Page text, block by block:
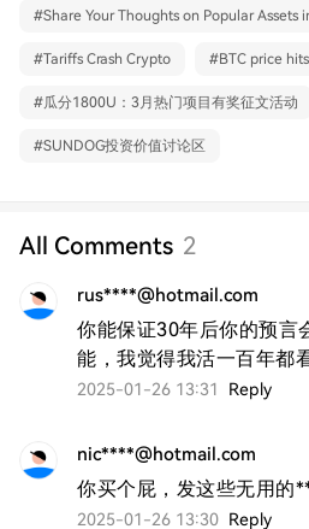
#Share Your Thoughts on Popular Assets
#Tariffs Crash Crypto #BTC price
#瓜分1800U：3月热门项目有奖征文活动
#SUNDOG投资价值讨论区
All Comments 2
rus****@hotmail.com
你能保证30年后你的预言
能，我觉得我活一百年都
2025-01-26 13:31 Reply
nic****@hotmail.com
你买个屁，发这些无用的
2025-01-26 13:30 Reply